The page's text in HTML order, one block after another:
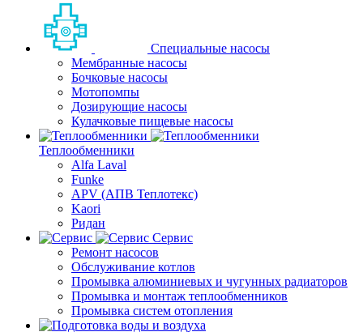
Специальные насосы
Мембранные насосы
Бочковые насосы
Мотопомпы
Дозирующие насосы
Кулачковые пищевые насосы
Теплообменники
Alfa Laval
Funke
APV (АПВ Теплотекс)
Kaori
Ридан
Сервис
Ремонт насосов
Обслуживание котлов
Промывка алюминиевых и чугунных радиаторов
Промывка и монтаж теплообменников
Промывка систем отопления